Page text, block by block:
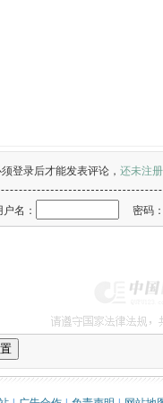
须登录后才能发表评论， 还未注
户名： 密码